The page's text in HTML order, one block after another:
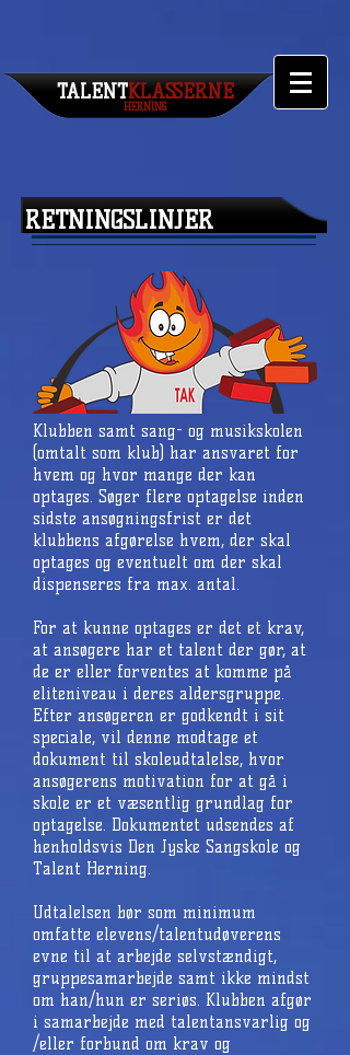
TALENT​KLASSERNE
HERNING
RETNINGSLINJER
Klubben samt sang- og musikskolen
(omtalt som klub) har ansvaret for
hvem og hvor mange der kan
optages. Søger flere optagelse inden
sidste ansøgningsfrist er det
klubbens afgørelse hvem, der skal
optages og eventuelt om der skal
dispenseres fra max. antal.
For at kunne optages er det et krav,
at ansøgere har et talent der gør, at
de er eller forventes at komme på
eliteniveau i deres aldersgruppe.
Efter ansøgeren er godkendt i sit
speciale, vil denne modtage et
dokument til skoleudtalelse, hvor
ansøgerens motivation for at gå i
skole er et væsentlig grundlag for
optagelse. Dokumentet udsendes af
henholdsvis Den Jyske Sangskole og
Talent Herning.
Udtalelsen bør som minimum
omfatte elevens/talentudøverens
evne til at arbejde selvstændigt,
gruppesamarbejde samt ikke mindst
om han/hun er seriøs. Klubben afgør
i samarbejde med talentansvarlig og
/eller forbund om krav og